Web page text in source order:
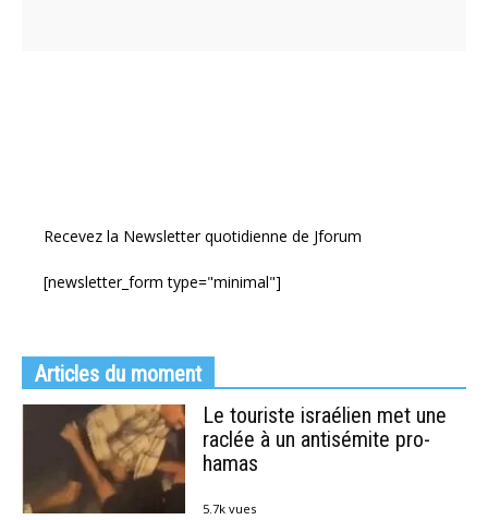
Recevez la Newsletter quotidienne de Jforum
[newsletter_form type="minimal"]
Articles du moment
Le touriste israélien met une
raclée à un antisémite pro-
hamas
5.7k vues